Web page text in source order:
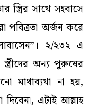
স্ত্রির সাথে সহবাসে
পবিত্রতা অর্জন করে
২/২৩২ এ
স্ত্রীদের অন্য পুরুষের
মাথাব্যথা না হয়,
এটাই আল্লাহ